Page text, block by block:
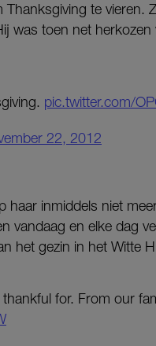
Thanksgiving te vieren.
was toen net
pic.twitter.com/
22, 2012
haar inmiddels niet
vandaag en elke dag
het gezin in het Witte
for. From our